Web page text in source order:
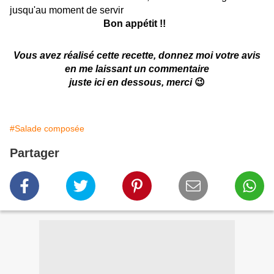
jusqu'au moment de servir
Bon appétit !!
Vous avez réalisé cette recette, donnez moi votre avis
en me laissant un commentaire
juste ici en dessous, merci 😉
#Salade composée
Partager